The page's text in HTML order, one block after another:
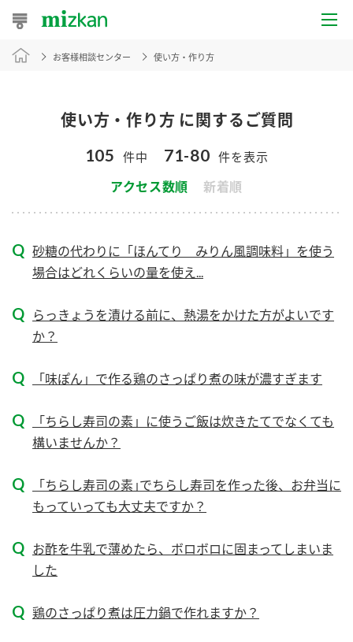
おうちレシピ
レシピカテゴリ一覧
商品からレシピを探す
商品カテゴリ
みりん風・料理酒
つゆ たれ
スープ 中華
クイック調味料 レモン果汁
ブランド・スペシャルサイト
ブランド・スペシャルサイト トップ
商品ブランドサイト
くらしプラ酢
カンタン酢
お酢ドリンク
企業情報
国内事業概要
お客様相談センター 使い方・作り方
使い方・作り方 に関するご質問
105 件中 71-80 件を表示
アクセス数順 新着順
砂糖の代わりに「ほんてり みりん風調味料」を使う
場合はどれくらいの量を使え...
らっきょうを漬ける前に、熱湯をかけた方がよいです
か？
「味ぽん」で作る鶏のさっぱり煮の味が濃すぎます
「ちらし寿司の素」に使うご飯は炊きたてでなくても
構いませんか？
「ちらし寿司の素｣でちらし寿司を作った後、お弁当に
もっていっても大丈夫ですか？
お酢を牛乳で薄めたら、ボロボロに固まってしまいま
した
鶏のさっぱり煮は圧力鍋で作れますか？